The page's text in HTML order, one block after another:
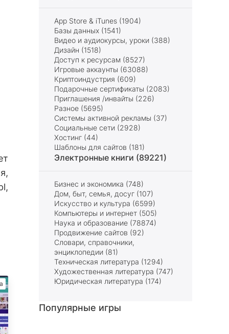
App Store & iTunes (1904)
Базы данных (1541)
Видео и аудиокурсы, уроки (388)
Дизайн (1518)
Доступ к ресурсам (8527)
Игровые аккаунты (63088)
Криптоиндустрия (609)
Подарочные сертификаты (2083)
Приглашения /инвайты (226)
Разное (5695)
Системы активной рекламы (37)
Социальные сети (2928)
Хостинг (44)
Шаблоны для сайтов (181)
Электронные книги (89221)
Бизнес и экономика (748)
Дом, быт, семья, досуг (107)
Искусство и культура (6599)
Компьютеры и интернет (505)
Наука и образование (78874)
Продвижение сайтов (92)
Словари, справочники,
энциклопедии (81)
Техническая литература (1294)
Художественная литература (747)
Юридическая литература (174)
Популярные игры